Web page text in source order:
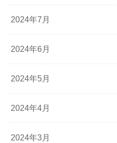
2024年7月
2024年6月
2024年5月
2024年4月
2024年3月